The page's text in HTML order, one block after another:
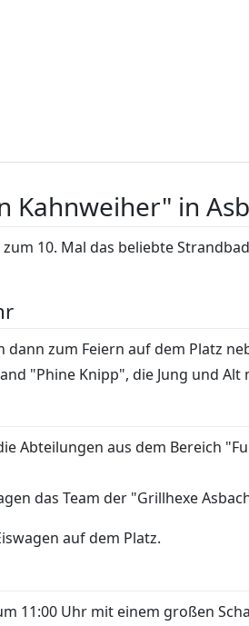
Kahnweiher" in
10. Mal das beliebte
dann zum Feiern auf dem Platz
"Phine Knipp", die Jung und
Abteilungen aus dem Bereich
das Team der "Grillhexe
auf dem Platz.
11:00 Uhr mit einem großen